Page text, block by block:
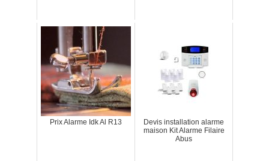
Prix Alarme Idk Al R13
Devis installation alarme
maison Kit Alarme Filaire
Abus